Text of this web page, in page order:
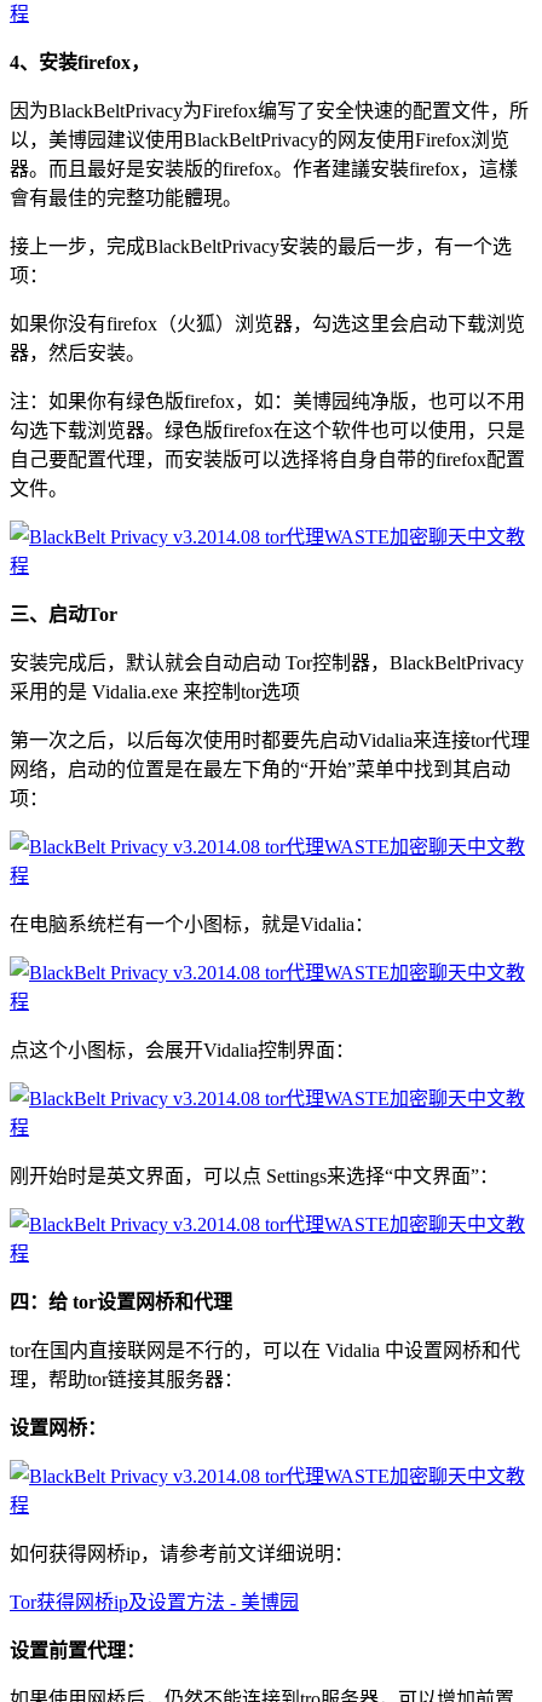
4、安装firefox，
因为BlackBeltPrivacy为Firefox编写了安全快速的配置文件，所
以，美博园建议使用BlackBeltPrivacy的网友使用Firefox浏览
器。而且最好是安装版的firefox。作者建議安裝firefox，這樣
會有最佳的完整功能體現。
接上一步，完成BlackBeltPrivacy安装的最后一步，有一个选
项：
如果你没有firefox（火狐）浏览器，勾选这里会启动下载浏览
器，然后安装。
注：如果你有绿色版firefox，如：美博园纯净版，也可以不用
勾选下载浏览器。绿色版firefox在这个软件也可以使用，只是
自己要配置代理，而安装版可以选择将自身自带的firefox配置
文件。
三、启动Tor
安装完成后，默认就会自动启动 Tor控制器，BlackBeltPrivacy
采用的是 Vidalia.exe 来控制tor选项
第一次之后，以后每次使用时都要先启动Vidalia来连接tor代理
网络，启动的位置是在最左下角的“开始”菜单中找到其启动
项：
在电脑系统栏有一个小图标，就是Vidalia：
点这个小图标，会展开Vidalia控制界面：
刚开始时是英文界面，可以点 Settings来选择“中文界面”：
四：给 tor设置网桥和代理
tor在国内直接联网是不行的，可以在 Vidalia 中设置网桥和代
理，帮助tor链接其服务器：
设置网桥：
如何获得网桥ip，请参考前文详细说明：
Tor获得网桥ip及设置方法 - 美博园
设置前置代理：